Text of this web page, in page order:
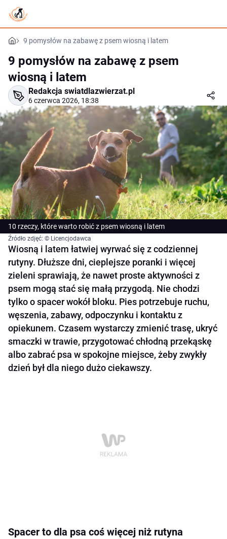
9 pomysłów na zabawę z psem wiosną i latem
9 pomysłów na zabawę z psem
wiosną i latem
Redakcja swiatdlazwierzat.pl
6 czerwca 2026, 18:38
10 rzeczy, które warto robić z psem wiosną i latem
Źródło zdjęć: © Licencjodawca
Wiosną i latem łatwiej wyrwać się z codziennej
rutyny. Dłuższe dni, cieplejsze poranki i więcej
zieleni sprawiają, że nawet proste aktywności z
psem mogą stać się małą przygodą. Nie chodzi
tylko o spacer wokół bloku. Pies potrzebuje ruchu,
węszenia, zabawy, odpoczynku i kontaktu z
opiekunem. Czasem wystarczy zmienić trasę, ukryć
smaczki w trawie, przygotować chłodną przekąskę
albo zabrać psa w spokojne miejsce, żeby zwykły
dzień był dla niego dużo ciekawszy.
Spacer to dla psa coś więcej niż rutyna